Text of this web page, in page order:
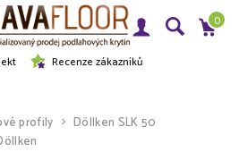
Recenze zákazníků
0
profily
Döllken SLK 50